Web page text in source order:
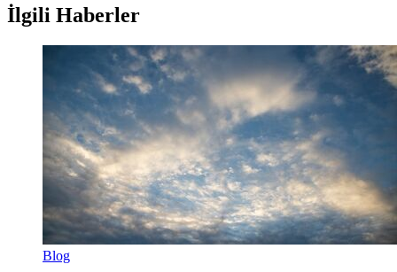
İlgili Haberler
Blog